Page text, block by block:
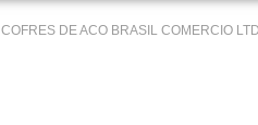
COFRES DE ACO BRASIL COMERCIO